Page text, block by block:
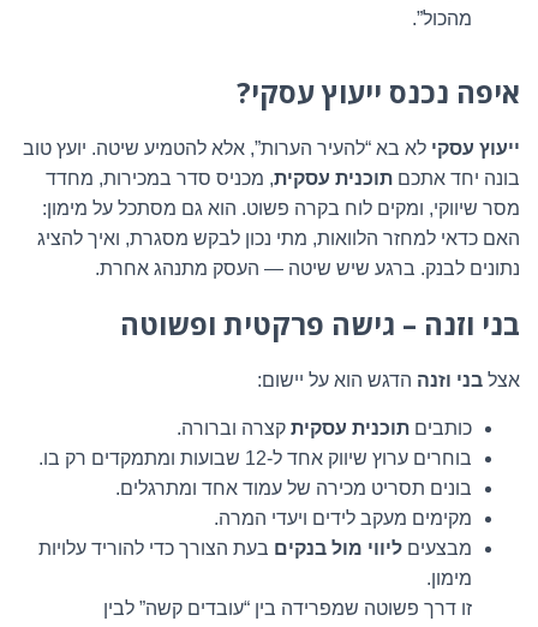
מהכול”.
איפה נכנס ייעוץ עסקי?
ייעוץ עסקי לא בא “להעיר הערות”, אלא להטמיע שיטה. יועץ טוב
בונה יחד אתכם תוכנית עסקית, מכניס סדר במכירות, מחדד
מסר שיווקי, ומקים לוח בקרה פשוט. הוא גם מסתכל על מימון:
האם כדאי למחזר הלוואות, מתי נכון לבקש מסגרת, ואיך להציג
נתונים לבנק. ברגע שיש שיטה — העסק מתנהג אחרת.
בני וזנה – גישה פרקטית ופשוטה
אצל בני וזנה הדגש הוא על יישום:
כותבים תוכנית עסקית קצרה וברורה.
בוחרים ערוץ שיווק אחד ל-12 שבועות ומתמקדים רק בו.
בונים תסריט מכירה של עמוד אחד ומתרגלים.
מקימים מעקב לידים ויעדי המרה.
מבצעים ליווי מול בנקים בעת הצורך כדי להוריד עלויות
מימון.
זו דרך פשוטה שמפרידה בין “עובדים קשה” לבין